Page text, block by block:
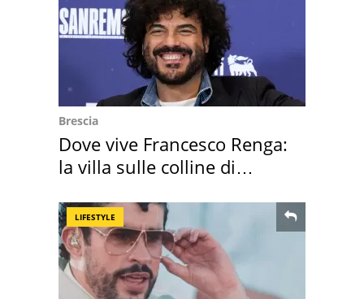
Brescia
Dove vive Francesco Renga:
la villa sulle colline di
LIFESTYLE